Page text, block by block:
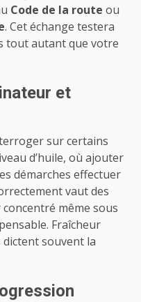
Code de la route ou
. Cet échange testera
tout autant que votre
et
sur certains
d’huile, où ajouter
démarches effectuer
vaut des
même sous
Fraîcheur
dictent souvent la